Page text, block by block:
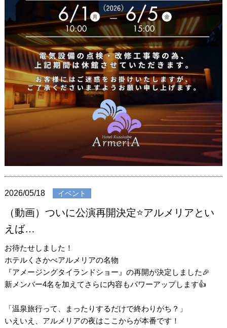
2026/05/18 イベント
（動画）ついに公演再開決定⭐️アルメリアとい
えば…
お待たせしました！
ホテルくさかべアルメリアの名物
『アメージングタイランドショー』の再開が決定しました🎉
新メンバー4名を加えてさらに内容もパワーアップします👍
「温泉旅行って、まったりするだけで終わりがち？」
いえいえ、アルメリアの夜はここからが本番です！